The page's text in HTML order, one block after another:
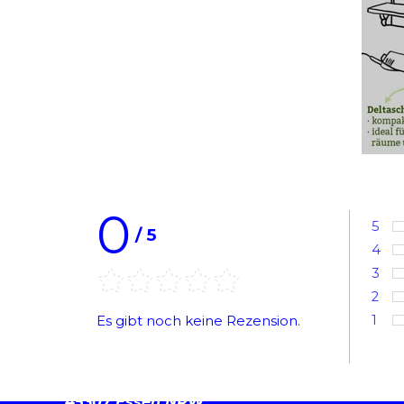
0 /5
Es gibt noch keine Rezension.
5
4
3
2
1